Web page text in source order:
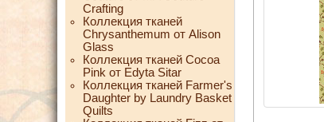
Crafting
Коллекция тканей
Chrysanthemum от Alison
Glass
Коллекция тканей Cocoa
Pink от Edyta Sitar
Коллекция тканей Farmer's
Daughter by Laundry Basket
Quilts